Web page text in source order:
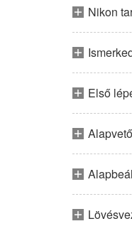
Nikon
Első